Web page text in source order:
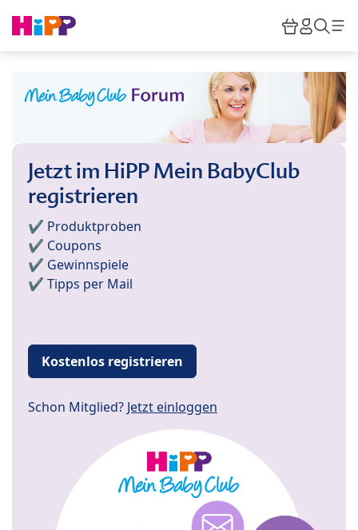
HiPP
Jetzt im HiPP Mein BabyClub
registrieren
✔️ Produktproben
✔️ Coupons
✔️ Gewinnspiele
✔️ Tipps per Mail
Kostenlos registrieren
Schon Mitglied? Jetzt einloggen